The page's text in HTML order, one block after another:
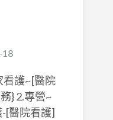
18
看護~[醫院
} 2.專營~
[醫院看護]